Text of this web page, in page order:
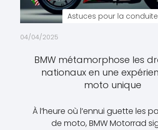
Astuces pour la conduite
04/04/2025
BMW métamorphose les
nationaux en une
moto unique
À l’heure où l’ennui guette les
de moto, BMW Motorrad